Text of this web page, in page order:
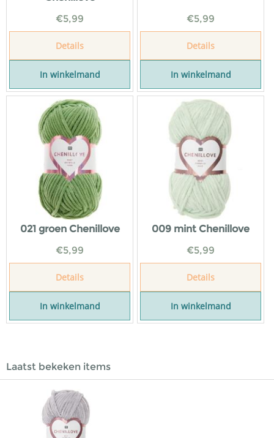
€5,99
Details
In winkelmand
€5,99
Details
In winkelmand
021 groen Chenillove
€5,99
Details
In winkelmand
009 mint Chenillove
€5,99
Details
In winkelmand
Laatst bekeken items